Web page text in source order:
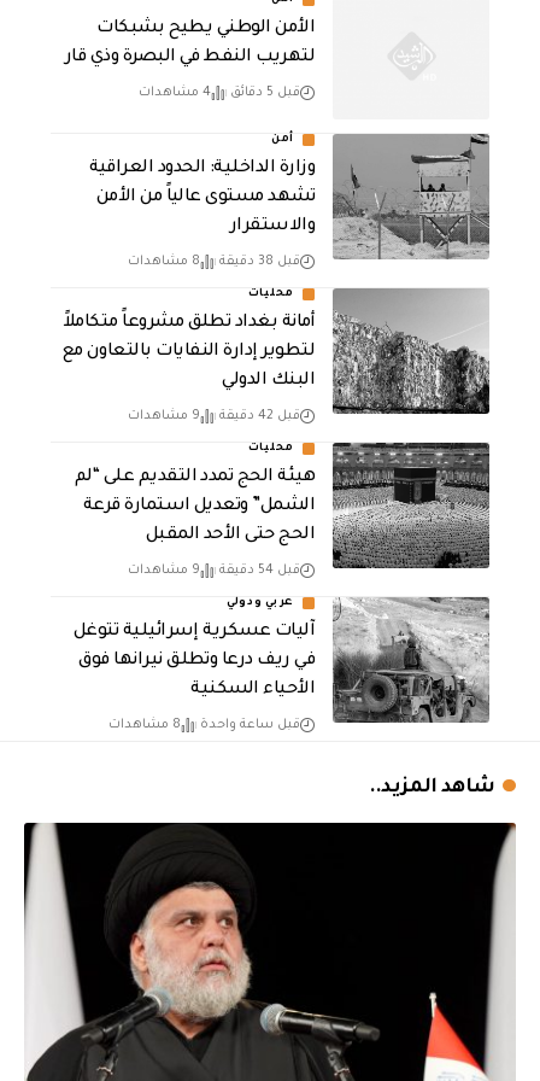
الأمن الوطني يطيح بشبكات
لتهريب النفط في البصرة وذي قار
قبل 5 دقائق 4 مشاهدات
أمن
وزارة الداخلية: الحدود العراقية
تشهد مستوى عالياً من الأمن
والاستقرار
قبل 38 دقيقة 8 مشاهدات
محليات
أمانة بغداد تطلق مشروعاً متكاملاً
لتطوير إدارة النفايات بالتعاون مع
البنك الدولي
قبل 42 دقيقة 9 مشاهدات
محليات
هيئة الحج تمدد التقديم على “لم
الشمل” وتعديل استمارة قرعة
الحج حتى الأحد المقبل
قبل 54 دقيقة 9 مشاهدات
عربي ودولي
آليات عسكرية إسرائيلية تتوغل
في ريف درعا وتطلق نيرانها فوق
الأحياء السكنية
قبل ساعة واحدة 8 مشاهدات
شاهد المزيد..